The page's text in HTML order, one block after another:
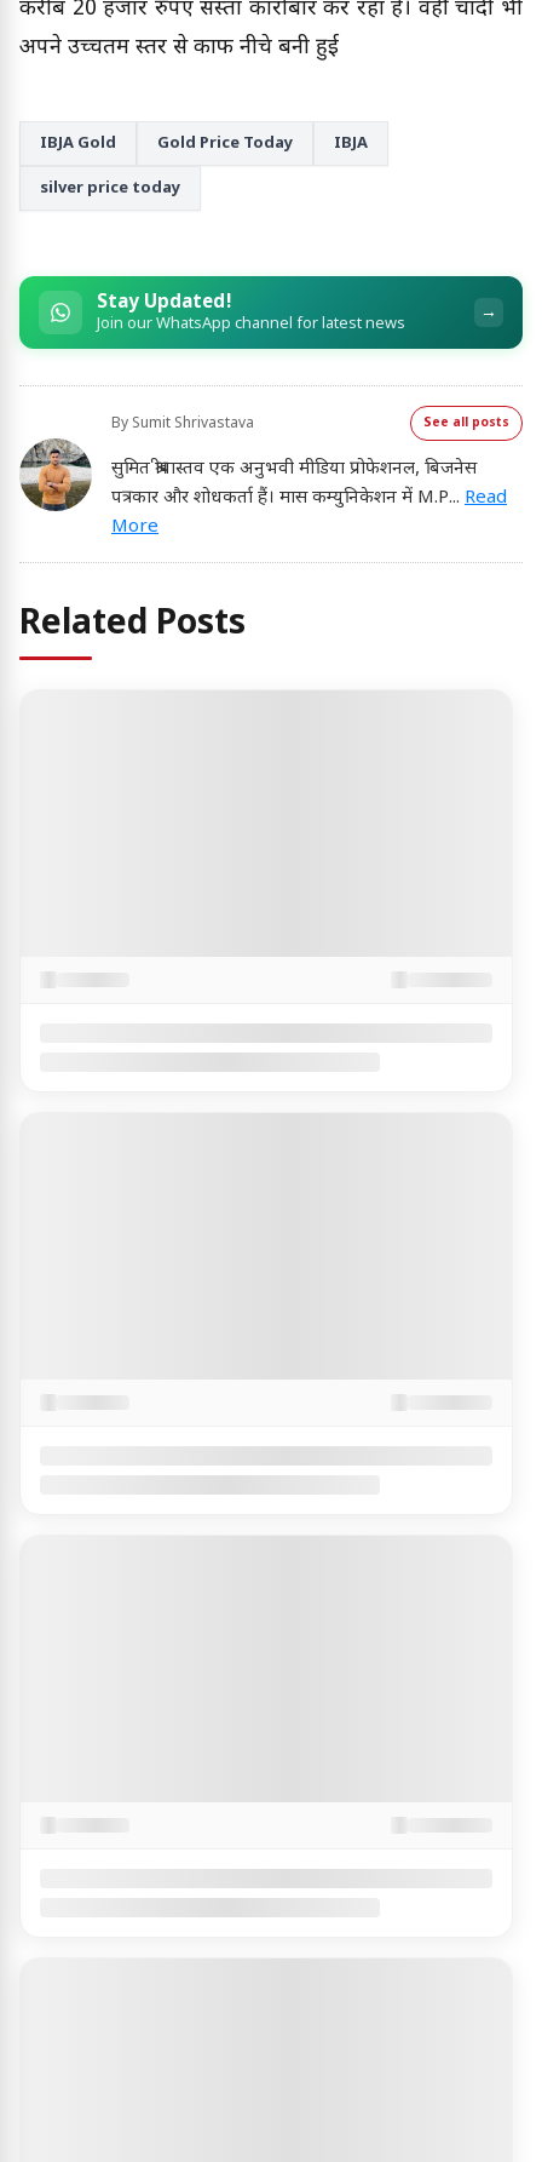
करीब 20 हजार रुपए सस्ता कारोबार कर रहा है। वहीं चांदी भी
अपने उच्चतम स्तर से काफी नीचे बनी हुई
IBJA Gold Gold Price Today IBJA
silver price today
Stay Updated!
Join our WhatsApp channel for latest news →
By Sumit Shrivastava See all posts
सुमित श्रीवास्तव एक अनुभवी मीडिया प्रोफेशनल, बिजनेस
पत्रकार और शोधकर्ता हैं। मास कम्युनिकेशन में M.P... Read
More
Related Posts